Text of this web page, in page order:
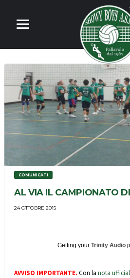
COMUNICATI
AL VIA IL CAMPIONATO
24 OTTOBRE 2015
Getting your Trinity Audio
AVVISO IMPORTANTE. Con la nota